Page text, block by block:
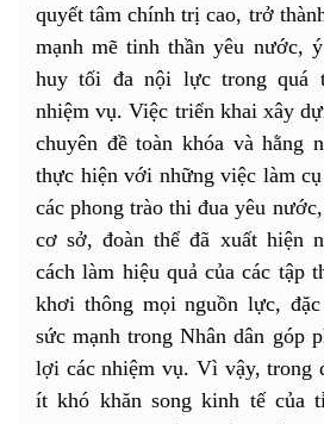
quyết tâm chính trị cao, trở
mạnh mẽ tinh thần yêu nước,
huy tối đa nội lực trong quá
nhiệm vụ. Việc triển khai xây
chuyên đề toàn khóa và hằng
thực hiện với những việc làm
các phong trào thi đua yêu
cơ sở, đoàn thể đã xuất hiện
cách làm hiệu quả của các tập
khơi thông mọi nguồn lực,
sức mạnh trong Nhân dân góp
lợi các nhiệm vụ. Vì vậy, trong
ít khó khăn song kinh tế của